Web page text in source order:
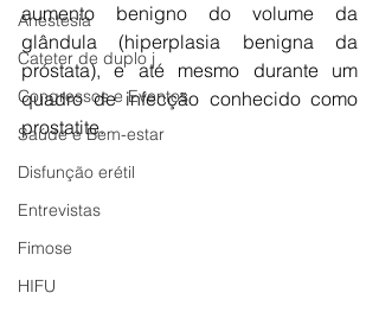
Anestesia
Cateter de duplo j
Congressos e Eventos
Saúde e Bem-estar
Disfunção erétil
Entrevistas
Fimose
HIFU
aumento benigno do volume da
glândula (hiperplasia benigna da
próstata), e até mesmo durante um
quadro de infecção conhecido como
prostatite.